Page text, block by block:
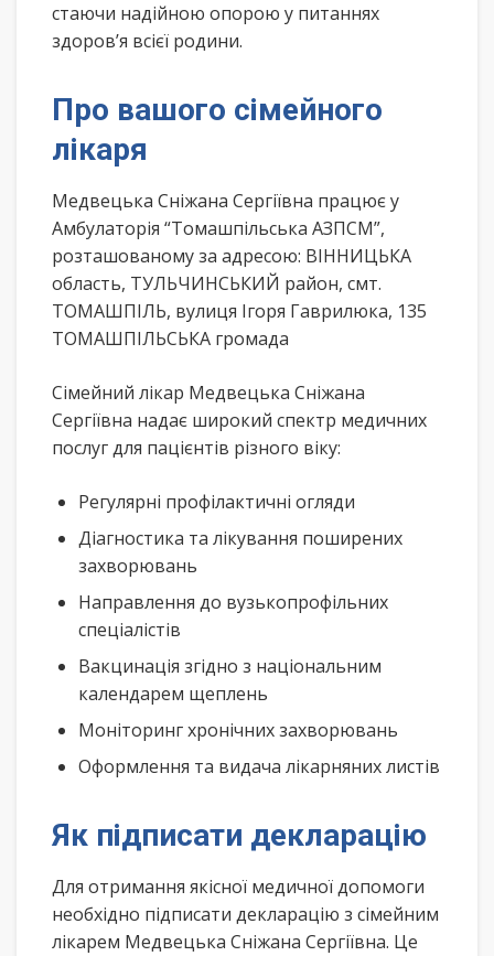
стаючи надійною опорою у питаннях
здоров’я всієї родини.
Про вашого сімейного
лікаря
Медвецька Сніжана Сергіївна працює у
Амбулаторія “Томашпільська АЗПСМ”,
розташованому за адресою: ВІННИЦЬКА
область, ТУЛЬЧИНСЬКИЙ район, смт.
ТОМАШПІЛЬ, вулиця Ігоря Гаврилюка, 135
ТОМАШПІЛЬСЬКА громада
Сімейний лікар Медвецька Сніжана
Сергіївна надає широкий спектр медичних
послуг для пацієнтів різного віку:
Регулярні профілактичні огляди
Діагностика та лікування поширених
захворювань
Направлення до вузькопрофільних
спеціалістів
Вакцинація згідно з національним
календарем щеплень
Моніторинг хронічних захворювань
Оформлення та видача лікарняних листів
Як підписати декларацію
Для отримання якісної медичної допомоги
необхідно підписати декларацію з сімейним
лікарем Медвецька Сніжана Сергіївна. Це